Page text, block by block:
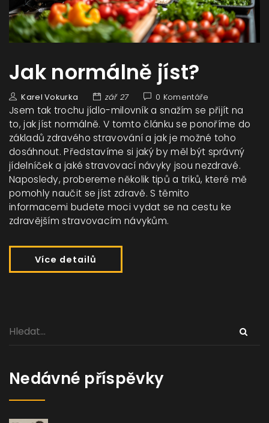
Jak normálně jíst?
Karel Vokurka zář 27 0 Komentáře
Jsem tak trochu jídlo-milovník a snažím se přijít na
to, jak jíst normálně. V tomto článku se ponoříme do
základů zdravého stravování a jak je možné toho
dosáhnout. Představíme si jaký by měl být správný
jídelníček a jaké stravovací návyky jsou nezdravé.
Naposledy, probereme několik tipů a triků, které mě
pomohly naučit se jíst zdravě. S těmito
informacemi budete moci vydat se na cestu ke
zdravějším stravovacím návykům.
Více detailů
Nedávné příspěvky